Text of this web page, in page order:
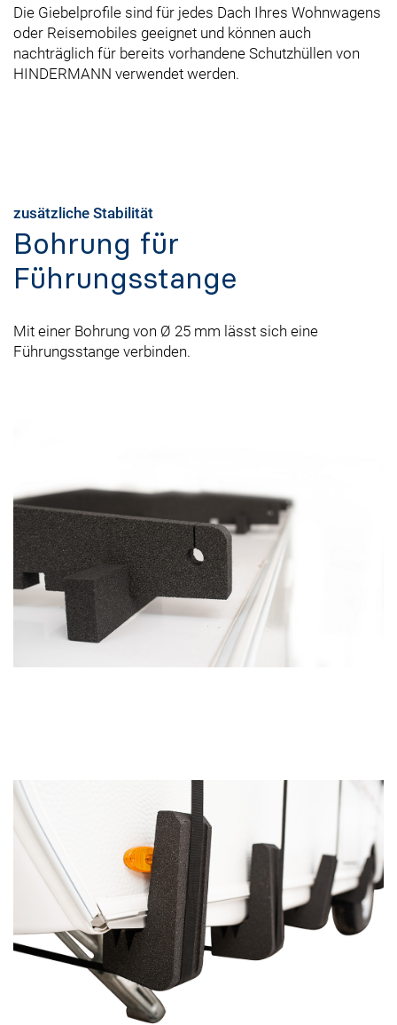
Die Giebelprofile sind für jedes Dach Ihres Wohnwagens
oder Reisemobiles geeignet und können auch
nachträglich für bereits vorhandene Schutzhüllen von
HINDERMANN verwendet werden.
zusätzliche Stabilität
Bohrung für
Führungsstange
Mit einer Bohrung von Ø 25 mm lässt sich eine
Führungsstange verbinden.